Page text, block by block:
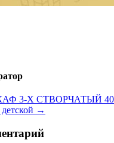
3-Х СТВОРЧАТЫЙ 40
→